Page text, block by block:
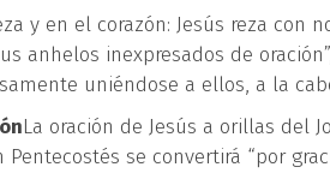
y en el corazón: Jesús reza con
anhelos inexpresados de
uniéndose a ellos, a la
La oración de Jesús a orillas del
se convertirá “por